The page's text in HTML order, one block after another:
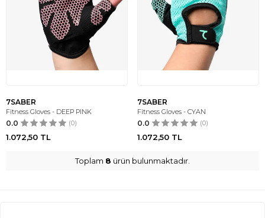
7SABER
Fitness Gloves - DEEP PINK
0.0 (0)
1.072,50 TL
7SABER
Fitness Gloves - CYAN
0.0 (0)
1.072,50 TL
Toplam 8 ürün bulunmaktadır.